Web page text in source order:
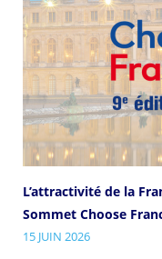
L’attractivité de la
Sommet Choose
15 JUIN 2026